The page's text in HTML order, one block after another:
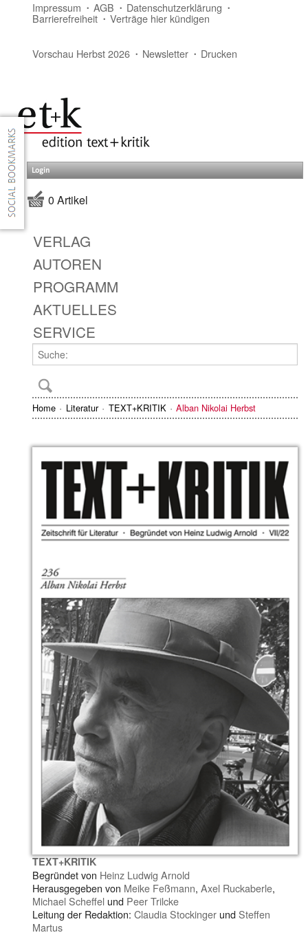
Impressum AGB Datenschutzerklärung
Barrierefreiheit Verträge hier kündigen
Vorschau Herbst 2026 Newsletter Drucken
Login
0 Artikel
VERLAG
AUTOREN
PROGRAMM
AKTUELLES
SERVICE
Home Literatur TEXT+KRITIK Alban Nikolai Herbst
TEXT+KRITIK
Begründet von Heinz Ludwig Arnold
Herausgegeben von Meike Feßmann, Axel Ruckaberle,
Michael Scheffel und Peer Trilcke
Leitung der Redaktion: Claudia Stockinger undSteffen
Martus